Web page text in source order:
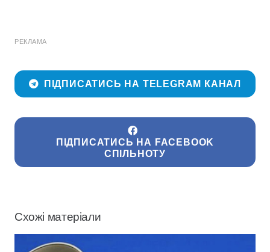
РЕКЛАМА
ПІДПИСАТИСЬ НА TELEGRAM КАНАЛ
ПІДПИСАТИСЬ НА FACEBOOK
СПІЛЬНОТУ
Схожі матеріали